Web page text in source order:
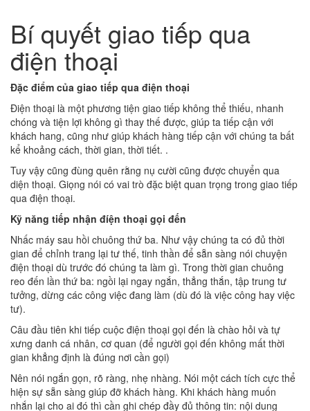
Bí quyết giao tiếp qua
điện thoại
Đặc điểm của giao tiếp qua điện thoại
Điện thoại là một phương tiện giao tiếp không thể thiếu, nhanh
chóng và tiện lợi không gì thay thế được, giúp ta tiếp cận với
khách hang, cũng như giúp khách hàng tiếp cận với chúng ta bất
kể khoảng cách, thời gian, thời tiết. .
Tuy vậy cũng đùng quên rằng nụ cười cũng được chuyển qua
diện thoại. Giọng nói có vai trò đặc biệt quan trọng trong giao tiếp
qua điện thoại.
Kỹ năng tiếp nhận đíện thoại gọi đến
Nhấc máy sau hồi chuông thứ ba. Như vậy chúng ta có đủ thời
gian để chỉnh trang lại tư thế, tinh thần để sẵn sàng nói chuyện
điện thoại dù trước đó chúng ta làm gì. Trong thời gian chuông
reo đến lần thứ ba: ngồi lại ngay ngắn, thẳng thắn, tập trung tư
tưởng, dừng các công việc đang làm (dù đó là việc công hay việc
tư).
Câu đầu tiên khi tiếp cuộc điện thoại gọi đến là chào hỏi và tự
xưng danh cá nhân, cơ quan (để người gọi đến không mất thời
gian khẳng định là đúng nơi cần gọi)
Nên nói ngắn gọn, rõ ràng, nhẹ nhàng. Nói một cách tích cực thể
hiện sự sẵn sàng giúp đỡ khách hàng. Khi khách hàng muốn
nhắn lại cho ai đó thì cần ghi chép đầy đủ thông tin: nội dung